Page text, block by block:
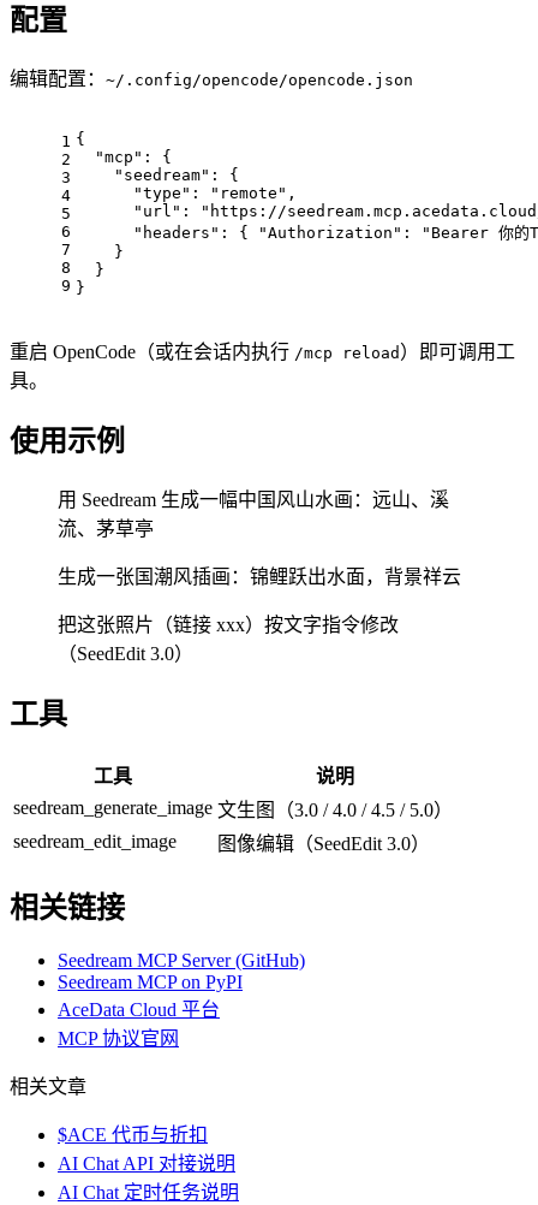
配置
编辑配置： ~/.config/opencode/opencode.json
1
2
3
4
5
6
7
8
9
{
"mcp" : {
"seedream" : {
"type" : "remote" ,
"url" :
"https://
"headers" : { "Authorization" :
"Bearer 你的
    }
  }
}
重启 OpenCode（或在会话内执行 /mcp reload ）即可调用工
具。
使用示例
用 Seedream 生成一幅中国风山水画：远山、溪
流、茅草亭
生成一张国潮风插画：锦鲤跃出水面，背景祥云
把这张照片（链接 xxx）按文字指令修改
（SeedEdit 3.0）
工具
工具
说明
seedream_generate_image 文生图（3.0 / 4.0 / 4.5 / 5.0）
seedream_edit_image
图像编辑（SeedEdit 3.0）
相关链接
Seedream MCP Server (GitHub)
Seedream MCP on PyPI
AceData Cloud 平台
MCP 协议官网
相关文章
$ACE 代币与折扣
AI Chat API 对接说明
AI Chat 定时任务说明